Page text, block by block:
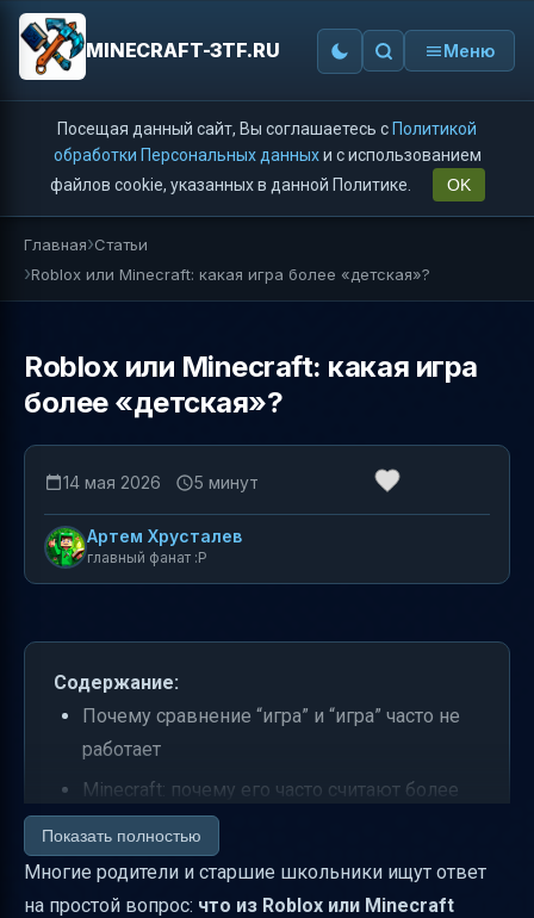
MINECRAFT-3TF.RU Меню
Посещая данный сайт, Вы соглашаетесь с Политикой
обработки Персональных данныхи с использованием
файлов cookie, указанных в данной Политике.
OK
Главная Статьи
Roblox или Minecraft: какая игра более «детская»?
Roblox или Minecraft: какая игра
более «детская»?
14 мая 2026 5 минут
Артем Хрусталев
главный фанат :P
Содержание:
Почему сравнение “игра” и “игра” часто не
работает
Minecraft: почему его часто считают более
“детским”
Roblox: чем он притягивает детей и
подростков
Показать полностью
Многие родители и старшие школьники ищут ответ
на простой вопрос: что из Roblox или Minecraft